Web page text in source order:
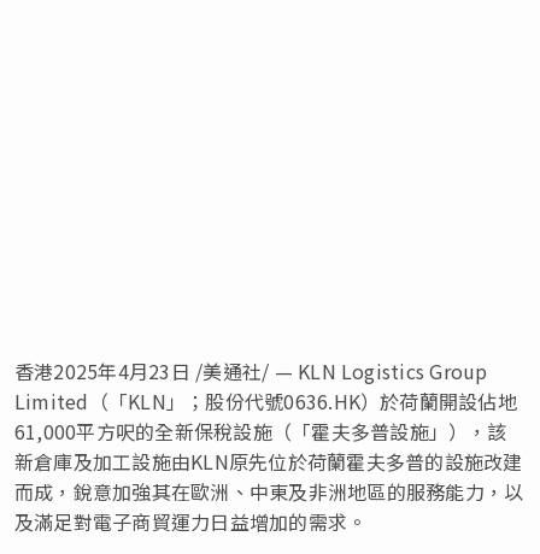
香港2025年4月23日 /美通社/ — KLN Logistics Group
Limited（「KLN」；股份代號0636.HK）於荷蘭開設佔地
61,000平方呎的全新保稅設施（「霍夫多普設施」），該
新倉庫及加工設施由KLN原先位於荷蘭霍夫多普的設施改建
而成，銳意加強其在歐洲、中東及非洲地區的服務能力，以
及滿足對電子商貿運力日益增加的需求。